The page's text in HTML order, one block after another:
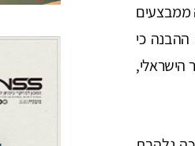
אינה זכורה ממבצעים
כי